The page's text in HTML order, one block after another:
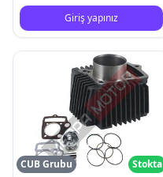
Giriş yapınız
CUB Grubu
Stokta